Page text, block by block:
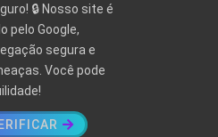
🔒 Nosso site é
pelo Google,
segura e
Você pode